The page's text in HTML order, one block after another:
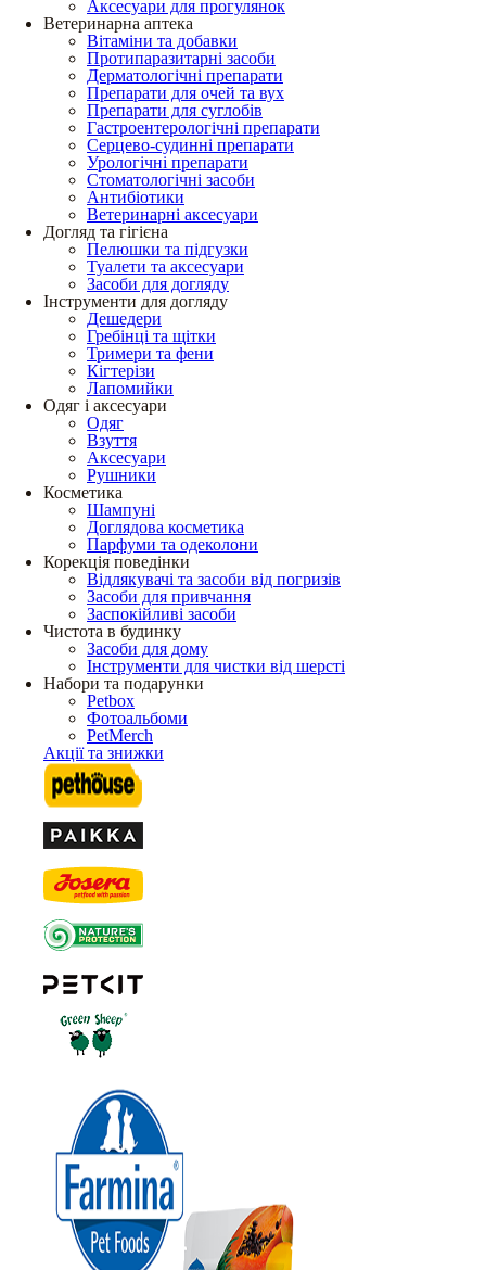
Аксесуари для прогулянок
Ветеринарна аптека
Вітаміни та добавки
Протипаразитарні засоби
Дерматологічні препарати
Препарати для очей та вух
Препарати для суглобів
Гастроентерологічні препарати
Серцево-судинні препарати
Урологічні препарати
Стоматологічні засоби
Антибіотики
Ветеринарні аксесуари
Догляд та гігієна
Пелюшки та підгузки
Туалети та аксесуари
Засоби для догляду
Інструменти для догляду
Дешедери
Гребінці та щітки
Тримери та фени
Кігтерізи
Лапомийки
Одяг і аксесуари
Одяг
Взуття
Аксесуари
Рушники
Косметика
Шампуні
Доглядова косметика
Парфуми та одеколони
Корекція поведінки
Відлякувачі та засоби від погризів
Засоби для привчання
Заспокійливі засоби
Чистота в будинку
Засоби для дому
Інструменти для чистки від шерсті
Набори та подарунки
Petbox
Фотоальбоми
PetMerch
Акції та знижки